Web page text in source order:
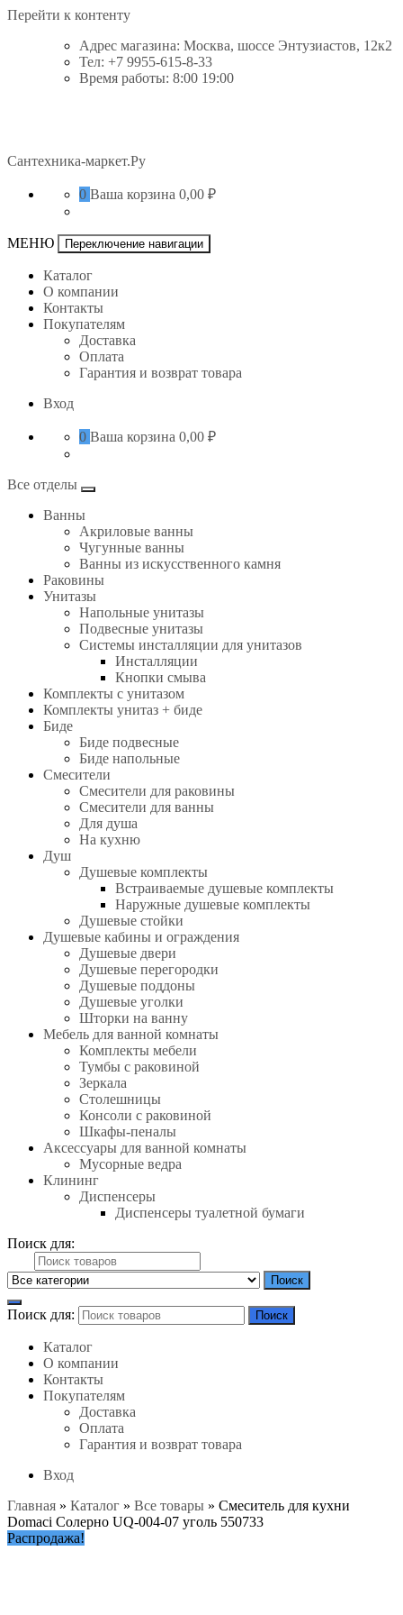
Перейти к контенту
Адрес магазина: Москва, шоссе Энтузиастов, 12к2
Тел: +7 9955-615-8-33
Время работы: 8:00 19:00
Сантехника-маркет.Ру
0 Ваша корзина 0,00 ₽
МЕНЮ Переключение навигации
Каталог
О компании
Контакты
Покупателям
Доставка
Оплата
Гарантия и возврат товара
Вход
0 Ваша корзина 0,00 ₽
Все отделы
Ванны
Акриловые ванны
Чугунные ванны
Ванны из искусственного камня
Раковины
Унитазы
Напольные унитазы
Подвесные унитазы
Системы инсталляции для унитазов
Инсталляции
Кнопки смыва
Комплекты с унитазом
Комплекты унитаз + биде
Биде
Биде подвесные
Биде напольные
Смесители
Смесители для раковины
Смесители для ванны
Для душа
На кухню
Душ
Душевые комплекты
Встраиваемые душевые комплекты
Наружные душевые комплекты
Душевые стойки
Душевые кабины и ограждения
Душевые двери
Душевые перегородки
Душевые поддоны
Душевые уголки
Шторки на ванну
Мебель для ванной комнаты
Комплекты мебели
Тумбы с раковиной
Зеркала
Столешницы
Консоли с раковиной
Шкафы-пеналы
Аксессуары для ванной комнаты
Мусорные ведра
Клининг
Диспенсеры
Диспенсеры туалетной бумаги
Поиск для:
Поиск
Поиск для: Поиск
Каталог
О компании
Контакты
Покупателям
Доставка
Оплата
Гарантия и возврат товара
Вход
Главная » Каталог » Все товары » Смеситель для кухни
Domaci Солерно UQ-004-07 уголь 550733
Распродажа!